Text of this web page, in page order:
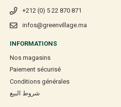
+212 (0) 5 22 870 871
infos@greenvillage.ma
INFORMATIONS
Nos magasins
Paiement sécurisé
Conditions générales
شروط البيع